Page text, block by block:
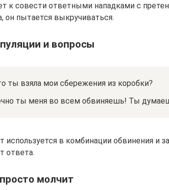
к совести ответными нападками с
он пытается выкручиваться.
и вопросы
ты взяла мои сбережения из коробки?
ты меня во всем обвиняешь! Ты
используется в комбинации обвинения и
ответа.
молчит